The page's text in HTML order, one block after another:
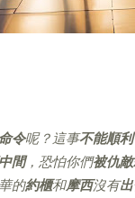
令呢？這事不能順利
間，恐怕你們被仇
的約櫃和摩西沒有